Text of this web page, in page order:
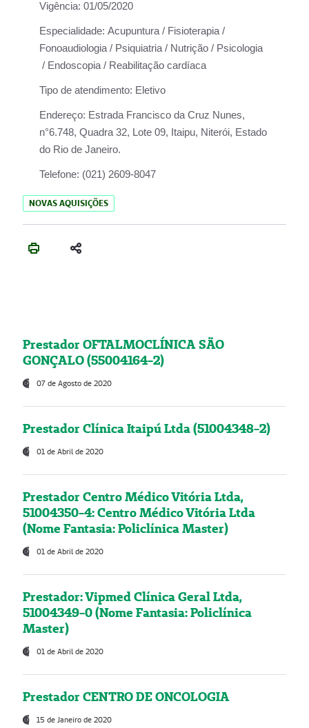
Vigência: 01/05/2020
Especialidade: Acupuntura / Fisioterapia /
Fonoaudiologia / Psiquiatria / Nutrição / Psicologia
/ Endoscopia / Reabilitação cardíaca
Tipo de atendimento: Eletivo
Endereço: Estrada Francisco da Cruz Nunes,
n°6.748, Quadra 32, Lote 09, Itaipu, Niterói, Estado
do Rio de Janeiro.
Telefone: (021) 2609-8047
NOVAS AQUISIÇÕES
Prestador OFTALMOCLÍNICA SÃO
GONÇALO (55004164-2)
07 de Agosto de 2020
Prestador Clínica Itaipú Ltda (51004348-2)
01 de Abril de 2020
Prestador Centro Médico Vitória Ltda,
51004350-4: Centro Médico Vitória Ltda
(Nome Fantasia: Policlínica Master)
01 de Abril de 2020
Prestador: Vipmed Clínica Geral Ltda,
51004349-0 (Nome Fantasia: Policlínica
Master)
01 de Abril de 2020
Prestador CENTRO DE ONCOLOGIA
15 de Janeiro de 2020